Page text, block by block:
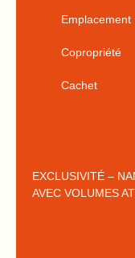
Emplacement
Copropriété
Cachet
EXCLUSIVITÉ –
AVEC VOLUMES